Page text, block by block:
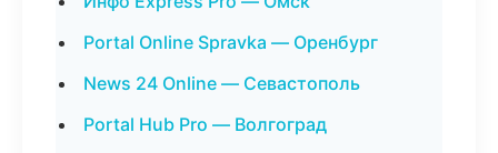
Portal Online Spravka — Оренбург
News 24 Online — Севастополь
Portal Hub Pro — Волгоград